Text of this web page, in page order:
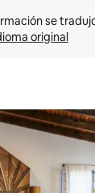
original